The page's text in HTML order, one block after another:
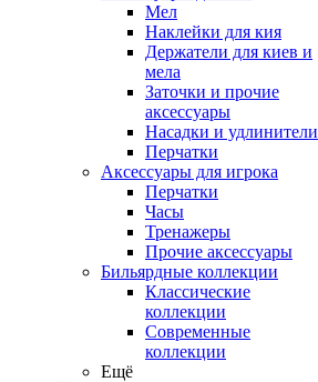
Мел
Наклейки для кия
Держатели для киев и
мела
Заточки и прочие
аксессуары
Насадки и удлинители
Перчатки
Аксессуары для игрока
Перчатки
Часы
Тренажеры
Прочие аксессуары
Бильярдные коллекции
Классические
коллекции
Современные
коллекции
Ещё